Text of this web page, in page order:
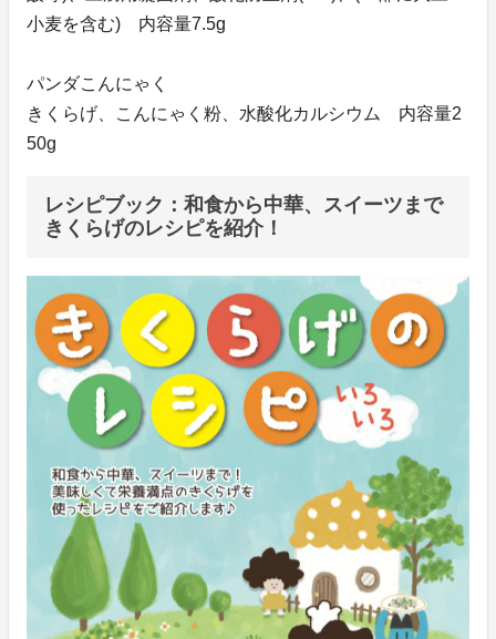
小麦を含む) 内容量7.5g
パンダこんにゃく
きくらげ、こんにゃく粉、水酸化カルシウム 内容量2
50g
レシピブック：和食から中華、スイーツまで
きくらげのレシピを紹介！